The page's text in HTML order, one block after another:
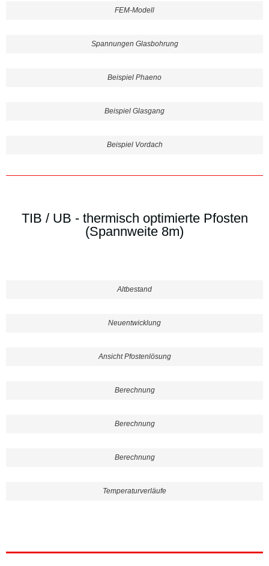
FEM-Modell
Spannungen Glasbohrung
Beispiel Phaeno
Beispiel Glasgang
Beispiel Vordach
TIB / UB - thermisch optimierte Pfosten
(Spannweite 8m)
Altbestand
Neuentwicklung
Ansicht Pfostenlösung
Berechnung
Berechnung
Berechnung
Temperaturverläufe